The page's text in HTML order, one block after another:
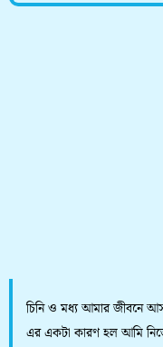
চিনি ও মধ্য আমার জীবনে
এর একটা কারণ হল আমি